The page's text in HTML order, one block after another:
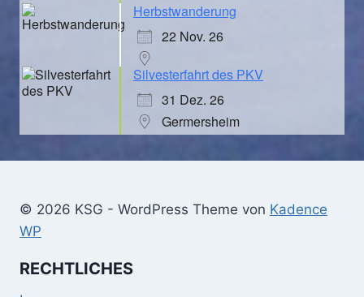
Herbstwanderung
22 Nov. 26
Silvesterfahrt des PKV
31 Dez. 26
Germersheim
© 2026 KSG - WordPress Theme von Kadence
WP
RECHTLICHES